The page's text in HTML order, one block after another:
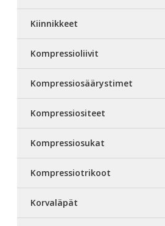
Kiinnikkeet
Kompressioliivit
Kompressiosäärystimet
Kompressiositeet
Kompressiosukat
Kompressiotrikoot
Korvaläpät